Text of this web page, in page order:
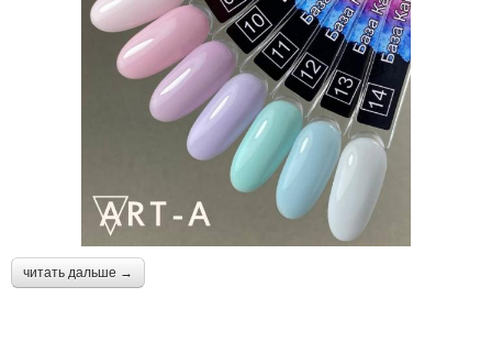
читать дальше →